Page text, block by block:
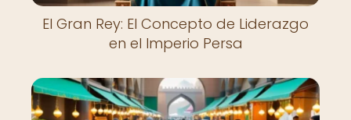
El Gran Rey: El Concepto de Liderazgo
en el Imperio Persa